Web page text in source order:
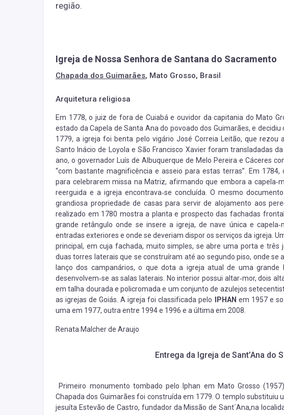
região.
Igreja de Nossa Senhora de Santana do Sacramento
Chapada dos Guimarães, Mato Grosso, Brasil
Arquitetura religiosa
Em 1778, o juiz de fora de Cuiabá e ouvidor da capitania do Mato
estado da Capela de Santa Ana do povoado dos Guimarães, e
1779, a igreja foi benta pelo vigário José Correia Leitão, que rezou
Santo Inácio de Loyola e São Francisco Xavier foram transladadas
ano, o governador Luís de Albuquerque de Melo Pereira e Cáceres
“com bastante magnificência e asseio para estas terras”. Em
para celebrarem missa na Matriz, afirmando que embora a
reerguida e a igreja encontrava‐se concluída. O mesmo
grandiosa propriedade de casas para servir de alojamento aos
realizado em 1780 mostra a planta e prospecto das fachadas
grande retângulo onde se insere a igreja, de nave única e
entradas exteriores e onde se deveriam dispor os serviços da igreja.
principal, em cuja fachada, muito simples, se abre uma porta e três
duas torres laterais que se construíram até ao segundo piso, onde se
lanço dos campanários, o que dota a igreja atual de uma grande
desenvolvem‐se as salas laterais. No interior possui altar‐mor, dois
em talha dourada e policromada e um conjunto de azulejos
as igrejas de Goiás. A igreja foi classificada pelo
IPHAN em 1957 e
uma em 1977, outra entre 1994 e 1996 e a última em 2008.
Renata Malcher de Araujo
Entrega da Igreja de Sant’Ana do
Primeiro monumento tombado pelo Iphan em Mato Grosso
Chapada dos Guimarães foi construída em 1779. O templo substituiu
jesuíta Estevão de Castro, fundador da Missão de Sant´Ana,na